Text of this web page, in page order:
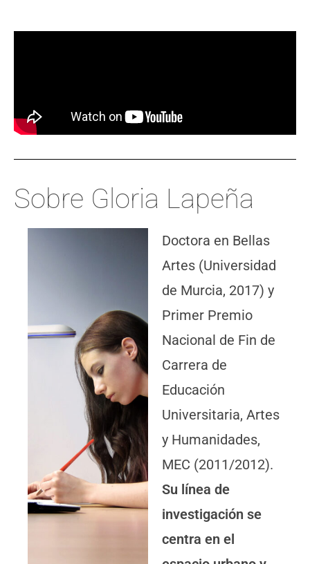
Sobre Gloria Lapeña
Doctora en Bellas
Artes (Universidad
de Murcia, 2017) y
Primer Premio
Nacional de Fin de
Carrera de
Educación
Universitaria, Artes
y Humanidades,
MEC (2011/2012).
Su línea de
investigación se
centra en el